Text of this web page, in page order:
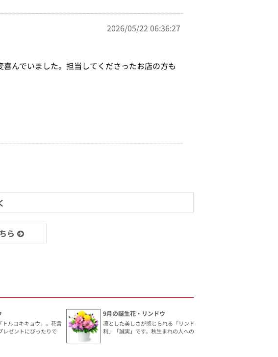
2026/05/22 06:36:27
んでいました。担当してくださったお店の方も
ら
トルコキキョウ」。花言
レゼントにぴったりで
9月の誕生花・リンドウ
凛とした美しさが感じられる「リンドウ」。花言葉は「勝
利」「誠実」です。秋生まれの人へのギフトにおすすめ。